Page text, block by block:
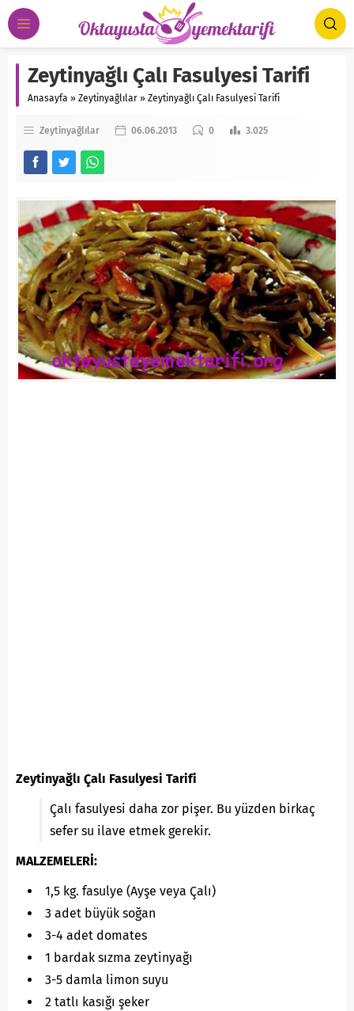
Zeytinyağlı Çalı Fasulyesi Tarifi
Anasayfa » Zeytinyağlılar » Zeytinyağlı Çalı Fasulyesi Tarifi
Zeytinyağlılar 06.06.2013 0 3.025
Zeytinyağlı Çalı Fasulyesi Tarifi
Çalı fasulyesi daha zor pişer. Bu yüzden birkaç
sefer su ilave etmek gerekir.
MALZEMELERİ:
1,5 kg. fasulye (Ayşe veya Çalı)
3 adet büyük soğan
3-4 adet domates
1 bardak sızma zeytinyağı
3-5 damla limon suyu
2 tatlı kasığı şeker